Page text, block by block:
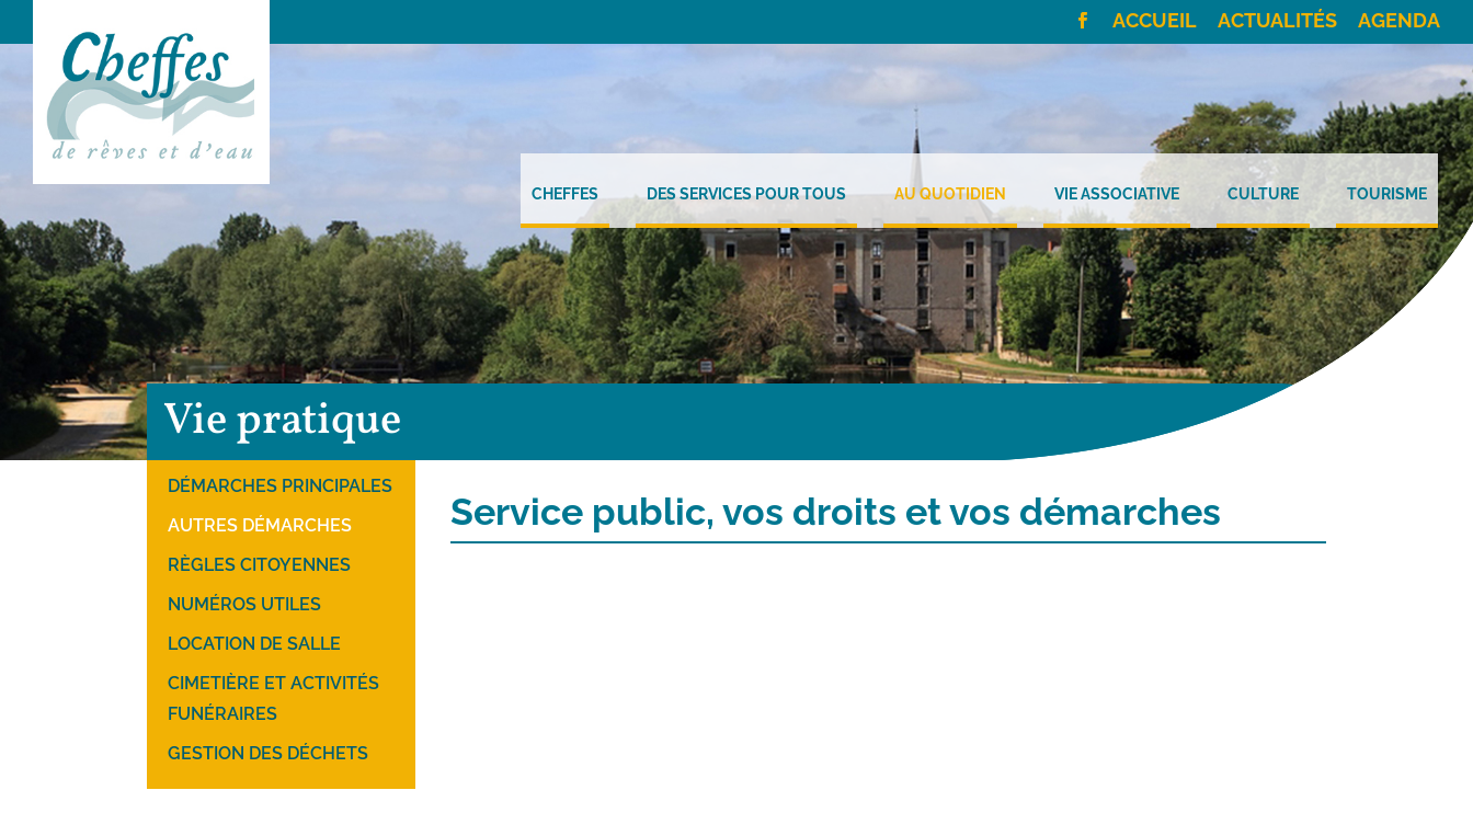
ACCUEIL ACTUALITÉS AGENDA
CHEFFES DES SERVICES POUR TOUS AU QUOTIDIEN VIE ASSOCIATIVE CULTURE TOURISME
Vie pratique
DÉMARCHES PRINCIPALES
AUTRES DÉMARCHES
RÈGLES CITOYENNES
NUMÉROS UTILES
LOCATION DE SALLE
CIMETIÈRE ET ACTIVITÉS
FUNÉRAIRES
GESTION DES DÉCHETS
Service public, vos droits et vos démarches